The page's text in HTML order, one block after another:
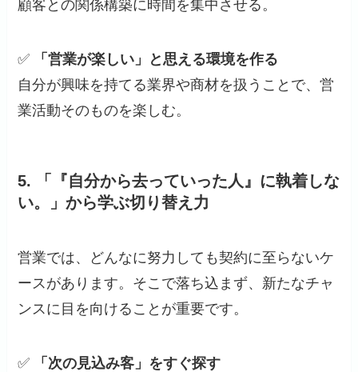
顧客との関係構築に時間を集中させる。
✅
「営業が楽しい」と思える環境を作る
自分が興味を持てる業界や商材を扱うことで、営
業活動そのものを楽しむ。
5.
「『自分から去っていった人』に執着しな
い。」から学ぶ切り替え力
営業では、どんなに努力しても契約に至らないケ
ースがあります。そこで落ち込まず、新たなチャ
ンスに目を向けることが重要です。
✅
「次の見込み客」をすぐ探す